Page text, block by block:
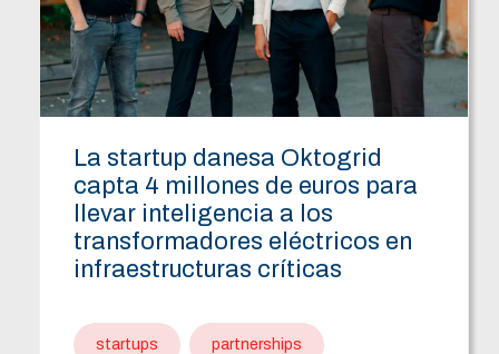
La startup danesa Oktogrid
capta 4 millones de euros para
llevar inteligencia a los
transformadores eléctricos en
infraestructuras críticas
startups partnerships